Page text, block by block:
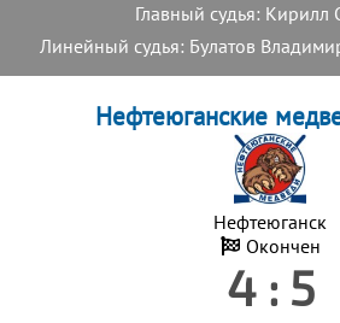
Главный судья: Кирилл
Линейный судья: Булатов
Нефтеюганские
Нефтеюганск
Окончен
4 : 5